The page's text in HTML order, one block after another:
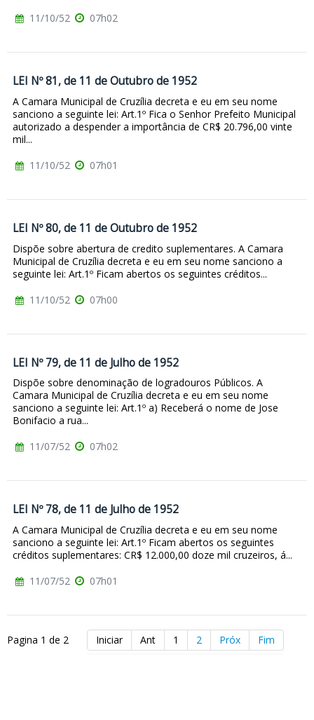
11/10/52
07h02
LEI Nº 81, de 11 de Outubro de 1952
A Camara Municipal de Cruzília decreta e eu em seu nome
sanciono a seguinte lei: Art.1º Fica o Senhor Prefeito Municipal
autorizado a despender a importância de CR$ 20.796,00 vinte
mil...
11/10/52
07h01
LEI Nº 80, de 11 de Outubro de 1952
Dispõe sobre abertura de credito suplementares. A Camara
Municipal de Cruzília decreta e eu em seu nome sanciono a
seguinte lei: Art.1º Ficam abertos os seguintes créditos...
11/10/52
07h00
LEI Nº 79, de 11 de Julho de 1952
Dispõe sobre denominação de logradouros Públicos. A
Camara Municipal de Cruzília decreta e eu em seu nome
sanciono a seguinte lei: Art.1º a) Receberá o nome de Jose
Bonifacio a rua...
11/07/52
07h02
LEI Nº 78, de 11 de Julho de 1952
A Camara Municipal de Cruzília decreta e eu em seu nome
sanciono a seguinte lei: Art.1º Ficam abertos os seguintes
créditos suplementares: CR$ 12.000,00 doze mil cruzeiros, á...
11/07/52
07h01
Pagina 1 de 2 Iniciar Ant 1 2 Próx Fim